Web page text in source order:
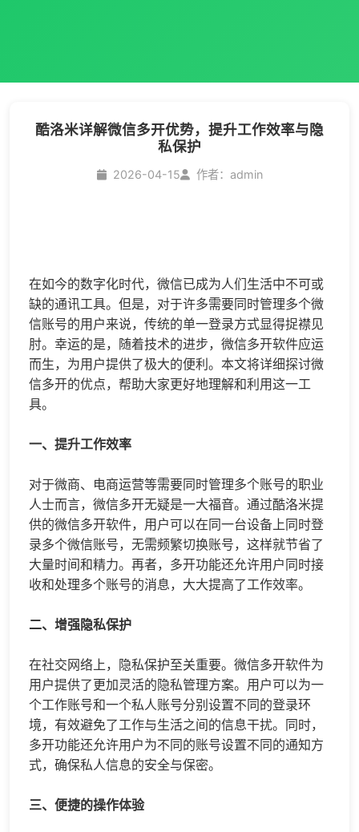
酷洛米详解微信多开优势，提升工作效率与隐
私保护
2026-04-15 作者：admin
在如今的数字化时代，微信已成为人们生活中不可或
缺的通讯工具。但是，对于许多需要同时管理多个微
信账号的用户来说，传统的单一登录方式显得捉襟见
肘。幸运的是，随着技术的进步， 微信多开软件应运
而生，为用户提供了极大的便利。本文将详细探讨微
信多开的优点，帮助大家更好地理解和利用这一工
具。
一、提升工作效率
对于微商、电商运营等需要同时管理多个账号的职业
人士而言， 微信多开无疑是一大福音。通过酷洛米提
供的微信多开软件，用户可以在同一台设备上同时登
录多个微信账号，无需频繁切换账号，这样就节省了
大量时间和精力。再者，多开功能还允许用户同时接
收和处理多个账号的消息，大大提高了工作效率。
二、增强隐私保护
在社交网络上，隐私保护至关重要。微信多开软件为
用户提供了更加灵活的隐私管理方案。用户可以为一
个工作账号和一个私人账号分别设置不同的登录环
境，有效避免了工作与生活之间的信息干扰。同时，
多开功能还允许用户为不同的账号设置不同的通知方
式，确保私人信息的安全与保密。
三、便捷的操作体验